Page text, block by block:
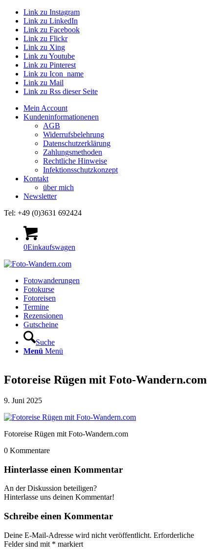
Link zu Instagram
Link zu LinkedIn
Link zu Facebook
Link zu Flickr
Link zu Xing
Link zu Youtube
Link zu Pinterest
Link zu Icon_name
Link zu Mail
Link zu Rss dieser Seite
Mein Account
Kundeninformationenen
AGB
Widerrufsbelehrung
Datenschutzerklärung
Zahlungsmethoden
Rechtliche Hinweise
Infektionsschutzkonzept
Kontakt
über mich
Newsletter
Tel: +49 (0)3631 692424
0Einkaufswagen
Fotowanderungen
Fotokurse
Fotoreisen
Termine
Rezensionen
Gutscheine
Suche
Menü Menü
Fotoreise Rügen mit Foto-Wandern.com
9. Juni 2025
Fotoreise Rügen mit Foto-Wandern.com
0 Kommentare
Hinterlasse einen Kommentar
An der Diskussion beteiligen?
Hinterlasse uns deinen Kommentar!
Schreibe einen Kommentar
Deine E-Mail-Adresse wird nicht veröffentlicht. Erforderliche
Felder sind mit * markiert